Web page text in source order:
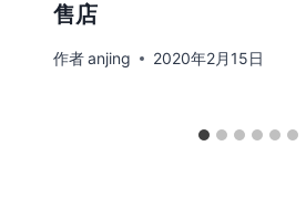
售店
作者anjing 2020年2月15日